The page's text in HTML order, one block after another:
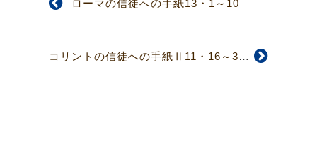
ローマの信徒への手紙13・1～10
コリントの信徒への手紙Ⅱ11・16～33